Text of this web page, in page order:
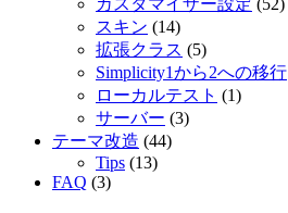
スキン (14)
拡張クラス (5)
Simplicity1から2への移行
ローカルテスト (1)
サーバー (3)
テーマ改造 (44)
Tips (13)
FAQ (3)